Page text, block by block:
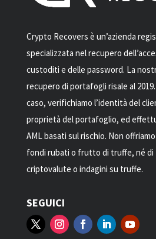
Crypto Recovers è un’azienda
specializzata nel recupero
custoditi e delle password. La
recupero di portafogli risale al
caso, verifichiamo l’identità del
proprietà del portafoglio, ed
AML basati sul rischio. Non
fondi rubati o frutto di truffe, né di
criptovalute o indagini su truffe.
SEGUICI